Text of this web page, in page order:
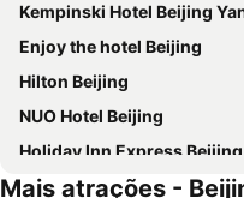
Kempinski Hotel Beijing Yansha
Enjoy the hotel Beijing
Hilton Beijing
NUO Hotel Beijing
Holiday Inn Express Beijing Wangjing
Artyzen Habitat Dongzhimen Beijing
Mais atrações -